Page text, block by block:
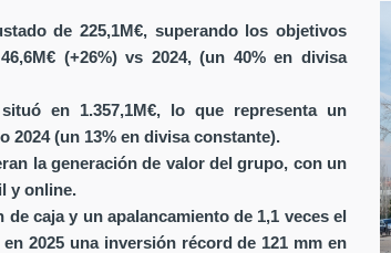
de 225,1M€, superando los objetivos
(+26%) vs 2024, (un 40% en divisa
en 1.357,1M€, lo que representa un
2024 (un 13% en divisa constante).
la generación de valor del grupo, con un
y online.
caja y un apalancamiento de 1,1 veces el
2025 una inversión récord de 121 mm en